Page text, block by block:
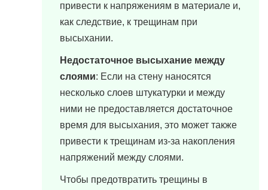
привести к напряжениям в материале и,
как следствие, к трещинам при
высыхании.
Недостаточное высыхание между
слоями: Если на стену наносятся
несколько слоев штукатурки и между
ними не предоставляется достаточное
время для высыхания, это может также
привести к трещинам из-за накопления
напряжений между слоями.
Чтобы предотвратить трещины в